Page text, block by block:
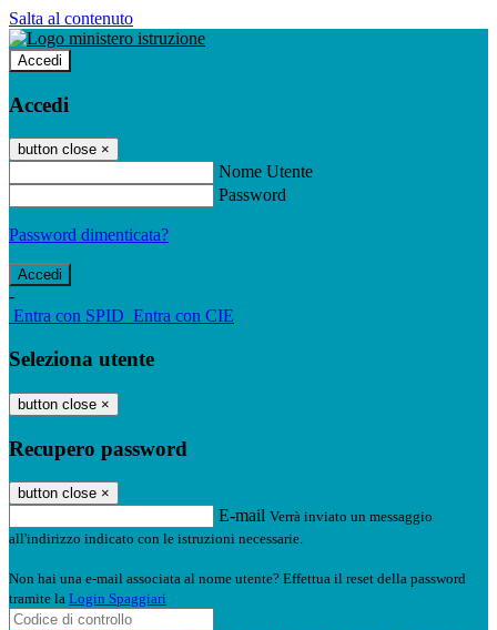
Salta al contenuto
Accedi
Accedi
button close ×
Nome Utente
Password
Password dimenticata?
-
Entra con SPID Entra con CIE
Seleziona utente
button close ×
Recupero password
button close ×
E-mail Verrà inviato un messaggio
all'indirizzo indicato con le istruzioni necessarie.
Non hai una e-mail associata al nome utente? Effettua il reset della password
tramite la Login Spaggiari